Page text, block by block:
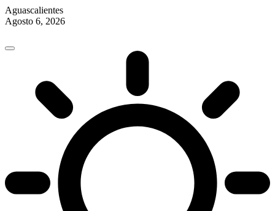
Aguascalientes
Agosto 6, 2026
content